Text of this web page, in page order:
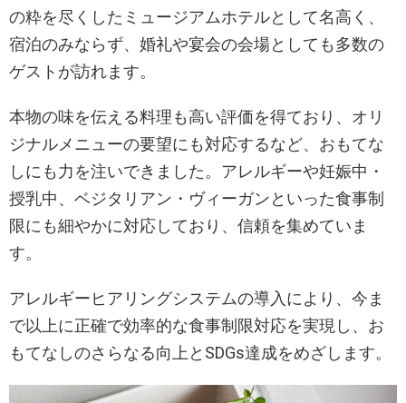
の粋を尽くしたミュージアムホテルとして名高く、
宿泊のみならず、婚礼や宴会の会場としても多数の
ゲストが訪れます。
本物の味を伝える料理も高い評価を得ており、オリ
ジナルメニューの要望にも対応するなど、おもてな
しにも力を注いできました。アレルギーや妊娠中・
授乳中、ベジタリアン・ヴィーガンといった食事制
限にも細やかに対応しており、信頼を集めていま
す。
アレルギーヒアリングシステムの導入により、今ま
で以上に正確で効率的な食事制限対応を実現し、お
もてなしのさらなる向上とSDGs達成をめざします。